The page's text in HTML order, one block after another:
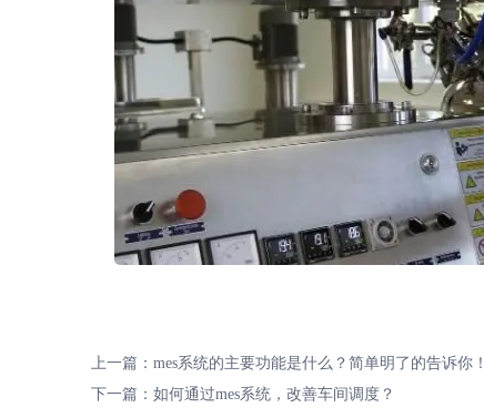
上一篇：mes系统的主要功能是什么？简单明了的告诉你！
下一篇：如何通过mes系统，改善车间调度？